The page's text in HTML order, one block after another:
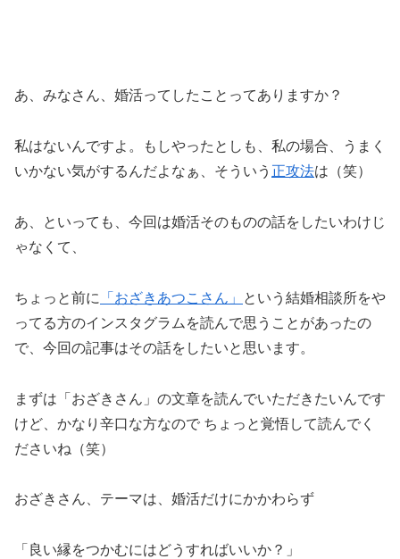
あ、みなさん、婚活ってしたことってありますか？
私はないんですよ。もしやったとしも、私の場合、うまく
いかない気がするんだよなぁ、そういう 正攻法は（笑）
あ、といっても、今回は婚活そのものの話をしたいわけじ
ゃなくて、
ちょっと前に 「おざきあつこさん」
という結婚相談所をや
ってる方のインスタグラムを読んで思うことがあったの
で、今回の記事はその話をしたいと思います。
まずは「おざきさん」の文章を読んでいただきたいんです
けど、かなり辛口な方なので ちょっと覚悟して読んでく
ださいね（笑）
おざきさん、テーマは、婚活だけにかかわらず
「良い縁をつかむにはどうすればいいか？」